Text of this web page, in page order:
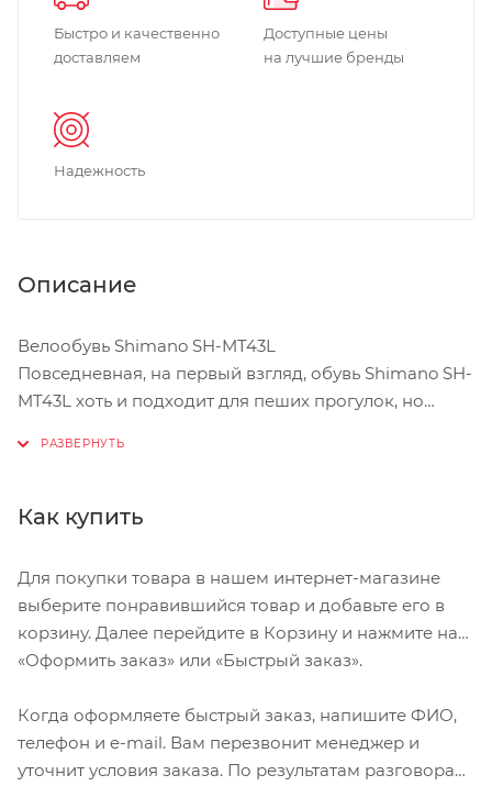
Быстро и качественно
доставляем
Доступные цены
на лучшие бренды
Надежность
Описание
Велообувь Shimano SH-MT43L
Повседневная, на первый взгляд, обувь Shimano SH-
MT43L хоть и подходит для пеших прогулок, но
умеренной жёсткости делает удобными как
ботинок: увеличенный объём колодки даёт
возможность надеть тёплые носки. Удобная
шнуровка позволяет верхней части обуви плотно
прилегать к ноге, а ремешок с липучкой
дополнительно закрепляет и шнурки, и обувь.
Характеристики:
Как купить
Для покупки товара в нашем интернет-магазине
выберите понравившийся товар и добавьте его в
корзину. Далее перейдите в Корзину и нажмите на
«Оформить заказ» или «Быстрый заказ».
Когда оформляете быстрый заказ, напишите ФИО,
телефон и e-mail. Вам перезвонит менеджер и
уточнит условия заказа. По результатам разговора